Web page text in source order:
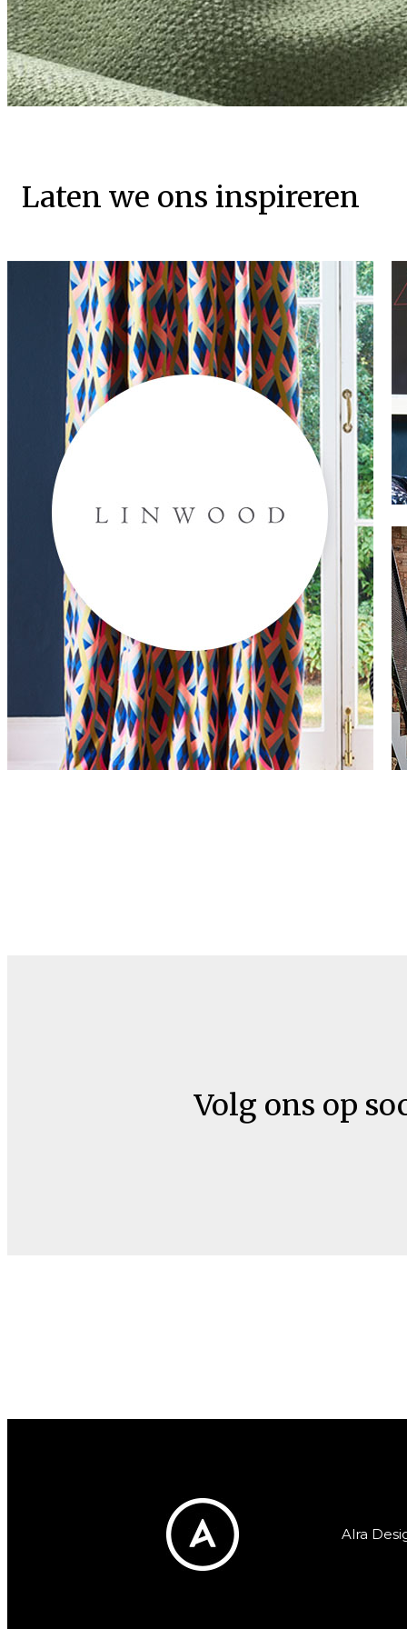
Laten we ons inspireren
Volg ons op
Alra